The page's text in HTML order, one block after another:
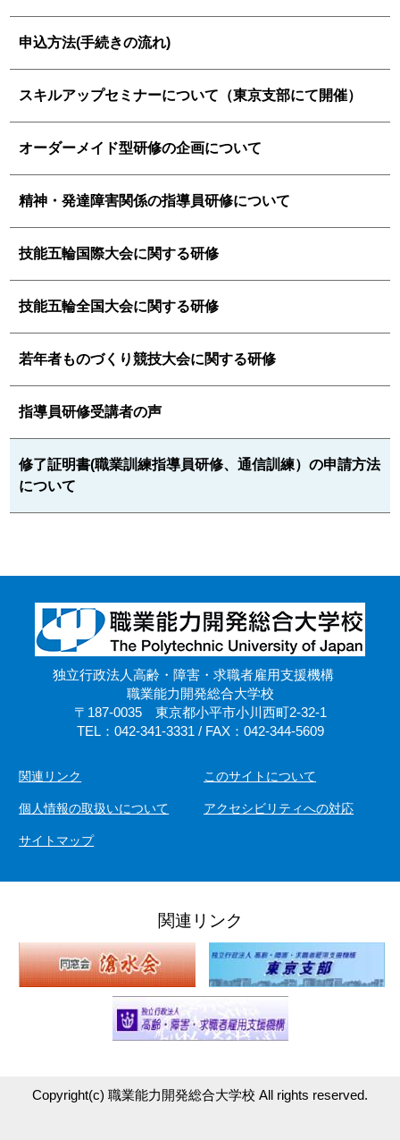
申込方法(手続きの流れ)
スキルアップセミナーについて（東京支部にて開催）
オーダーメイド型研修の企画について
精神・発達障害関係の指導員研修について
技能五輪国際大会に関する研修
技能五輪全国大会に関する研修
若年者ものづくり競技大会に関する研修
指導員研修受講者の声
修了証明書(職業訓練指導員研修、通信訓練）の申請方法
について
独立行政法人高齢・障害・求職者雇用支援機構
職業能力開発総合大学校
〒187-0035 東京都小平市小川西町2-32-1
TEL：042-341-3331 / FAX：042-344-5609
関連リンク このサイトについて
個人情報の取扱いについて アクセシビリティへの対応
サイトマップ
関連リンク
Copyright(c) 職業能力開発総合大学校 All rights reserved.